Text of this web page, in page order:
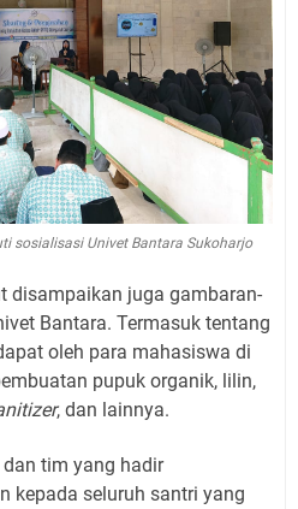
sosialisasi Univet Bantara Sukoharjo
disampaikan juga gambaran-
Bantara. Termasuk tentang
oleh para mahasiswa di
pupuk organik, lilin,
, dan lainnya.
dan tim yang hadir
kepada seluruh santri yang